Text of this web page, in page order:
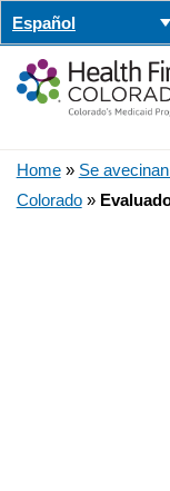
Saltar
al
contenido
Español
Home» Se
Colorado»